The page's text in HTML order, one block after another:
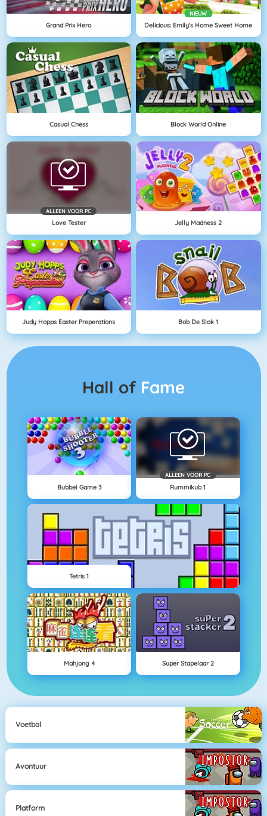
Grand Prix Hero
NIEUW
Delicious: Emily's Home Sweet Home
Casual Chess Block World Online
ALLEEN VOOR PC
Love Tester Jelly Madness 2
Judy Hopps Easter Preperations Bob De Slak 1
Hall of Fame
Bubbel Game 3
ALLEEN VOOR PC
Rummikub 1
Tetris 1
Mahjong 4 Super Stapelaar 2
Voetbal
Avontuur
Platform